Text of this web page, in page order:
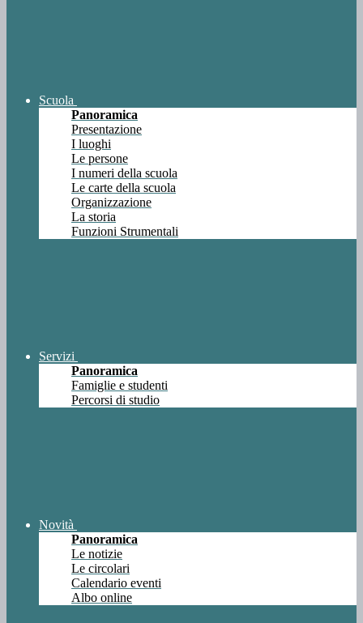
Scuola
Panoramica
Presentazione
I luoghi
Le persone
I numeri della scuola
Le carte della scuola
Organizzazione
La storia
Funzioni Strumentali
Servizi
Panoramica
Famiglie e studenti
Percorsi di studio
Novità
Panoramica
Le notizie
Le circolari
Calendario eventi
Albo online